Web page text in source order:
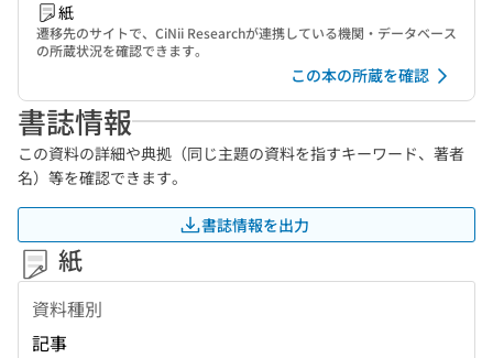
紙
遷移先のサイトで、CiNii Researchが連携している機関・データベース
の所蔵状況を確認できます。
この本の所蔵を確認
書誌情報
この資料の詳細や典拠（同じ主題の資料を指すキーワード、著者
名）等を確認できます。
書誌情報を出力
紙
資料種別
記事